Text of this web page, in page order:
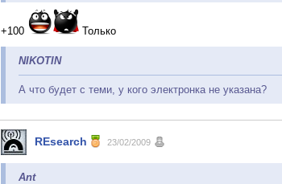
+100 Только
NIKOTIN
А что будет с теми, у кого электронка не указана?
REsearch 23/02/2009
Ant